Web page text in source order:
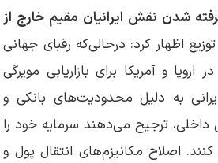
شدن نقش ایرانیان مقیم خارج از
اظهار کرد: درحالی‌که رقبای جهانی
و آمریکا برای بازاریابی مویرگی
به دلیل محدودیت‌های بانکی و
داخلی، ترجیح می‌دهند سرمایه خود را
اصلاح مکانیزم‌های انتقال پول و